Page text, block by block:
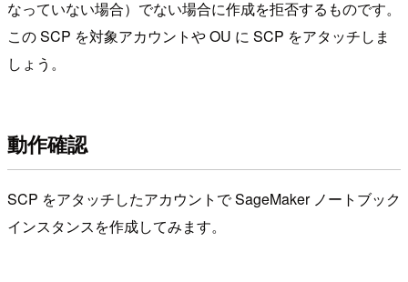
なっていない場合）でない場合に作成を拒否するものです。
この SCP を対象アカウントや OU に SCP をアタッチしま
しょう。
動作確認
SCP をアタッチしたアカウントで SageMaker ノートブック
インスタンスを作成してみます。